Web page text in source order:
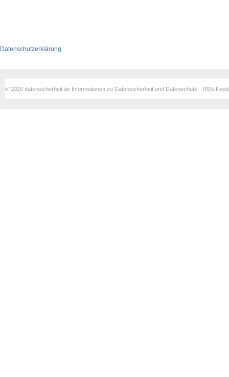
Datenschutzerklärung
© 2020 datensicherheit.de Informationen zu Datensicherheit und Datenschutz - RSS-